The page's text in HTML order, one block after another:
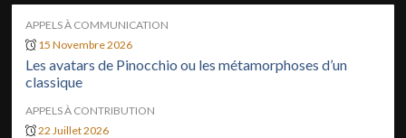
APPELS À COMMUNICATION
15 Novembre 2026
Les avatars de Pinocchio ou les métamorphoses d’un
classique
APPELS À CONTRIBUTION
22 Juillet 2026